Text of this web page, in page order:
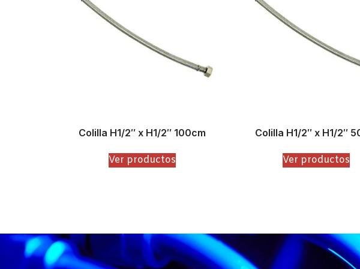
Colilla H1/2″ x H1/2″ 100cm
Ver productos
Colilla H1/2″ x H1/2″
Ver productos